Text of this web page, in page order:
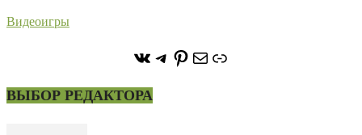
Видеоигры
https://vk.com/
https://t.me/stoneforest
https://
ПочтаСсылка
ВЫБОР РЕДАКТОРА